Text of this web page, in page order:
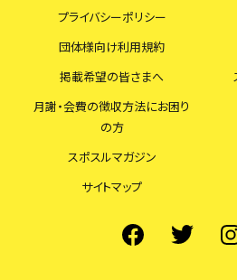
プライバシーポリシー
団体様向け利用規約
掲載希望の皆さまへ
月謝・会費の徴収方法にお困り
の方
スポスルマガジン
サイトマップ